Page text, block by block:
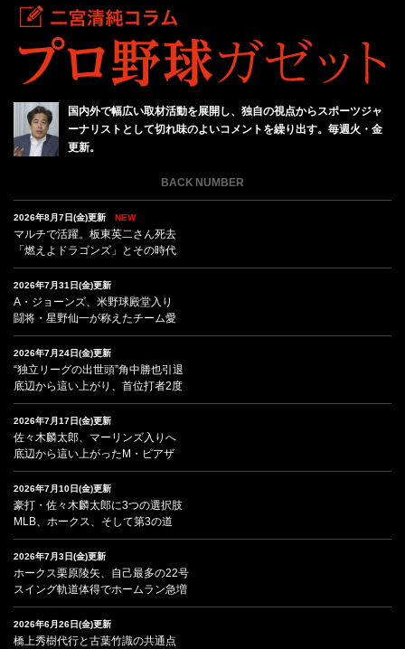
国内外で幅広い取材活動を展開し、独自の視点からスポーツジャ
ーナリストとして切れ味のよいコメントを繰り出す。毎週火・金
更新。
BACK NUMBER
2026年8月7日(金)更新 NEW
マルチで活躍。板東英二さん死去
「燃えよドラゴンズ」とその時代
2026年7月31日(金)更新
A・ジョーンズ、米野球殿堂入り
闘将・星野仙一が称えたチーム愛
2026年7月24日(金)更新
“独立リーグの出世頭”角中勝也引退
底辺から這い上がり、首位打者2度
2026年7月17日(金)更新
佐々木麟太郎、マーリンズ入りへ
底辺から這い上がったM・ピアザ
2026年7月10日(金)更新
豪打・佐々木麟太郎に3つの選択肢
MLB、ホークス、そして第3の道
2026年7月3日(金)更新
ホークス栗原陵矢、自己最多の22号
スイング軌道体得でホームラン急増
2026年6月26日(金)更新
橋上秀樹代行と古葉竹識の共通点